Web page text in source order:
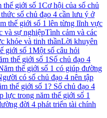
thế giới số 1Cơ hội của số chủ
số chủ đạo 4 cần lưu ý ở
thế giới số 1 lên từng lĩnh vực
và sự nghiệpTình cảm và các
khỏe và tinh thầnLời khuyên
giới số 1Một số câu hỏi
thế giới số 1 Số chủ đạo 4
thế giới số 1 có giúp đường
có số chủ đạo 4 nên tập
thế giới số 1? Số chủ đạo 4
lực trong năm thế giới số 1
đời 4 phát triển tài chính